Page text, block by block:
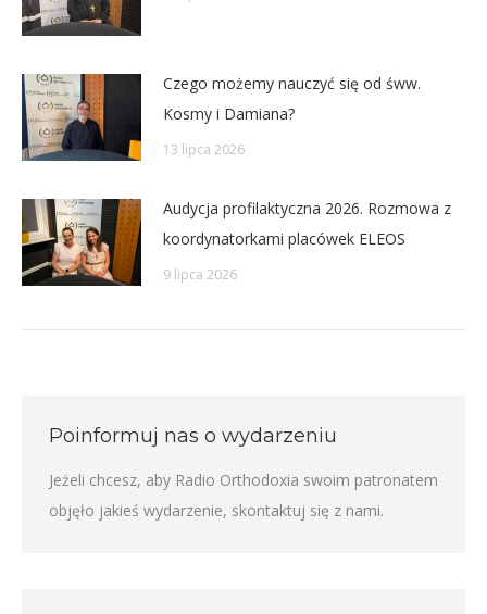
Czego możemy nauczyć się od śww.
Kosmy i Damiana?
13 lipca 2026
Audycja profilaktyczna 2026. Rozmowa z
koordynatorkami placówek ELEOS
9 lipca 2026
Poinformuj nas o wydarzeniu
Jeżeli chcesz, aby Radio Orthodoxia swoim patronatem
objęło jakieś wydarzenie, skontaktuj się z nami.